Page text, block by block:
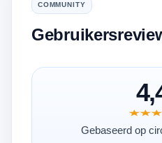
COMMUNITY
Gebaseerd op